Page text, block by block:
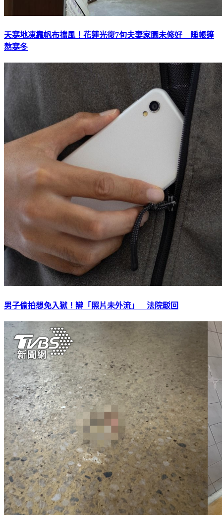
天寒地凍靠帆布擋風！花蓮光復7旬夫妻家園未修好 睡帳篷
熬寒冬
男子偷拍想免入獄！辯「照片未外流」 法院駁回